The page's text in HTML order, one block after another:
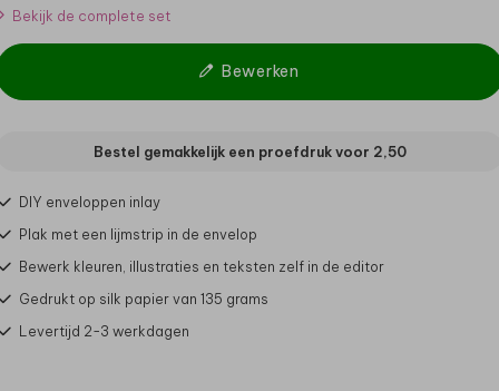
Bekijk de complete set
Bewerken
Bestel gemakkelijk een proefdruk voor 2,50
DIY enveloppen inlay
Plak met een lijmstrip in de envelop
Bewerk kleuren, illustraties en teksten zelf in de editor
Gedrukt op silk papier van 135 grams
Levertijd 2-3 werkdagen